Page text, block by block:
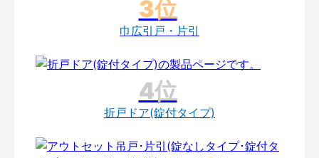
巾広引戸・片引
折戸ドア(錠付タイプ)